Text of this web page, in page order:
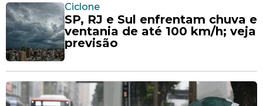
Ciclone
SP, RJ e Sul enfrentam chuva e
ventania de até 100 km/h; veja
previsão